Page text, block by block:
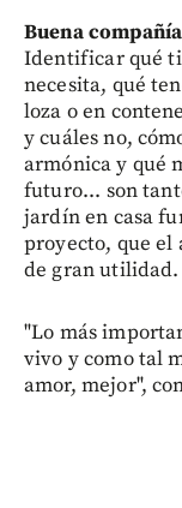
Buena compañía
Identificar qué
necesita, qué
loza o en
y cuáles no,
armónica y qué
futuro... son
jardín en casa
proyecto, que el
de gran utilidad.
"Lo más
vivo y como tal
amor, mejor",